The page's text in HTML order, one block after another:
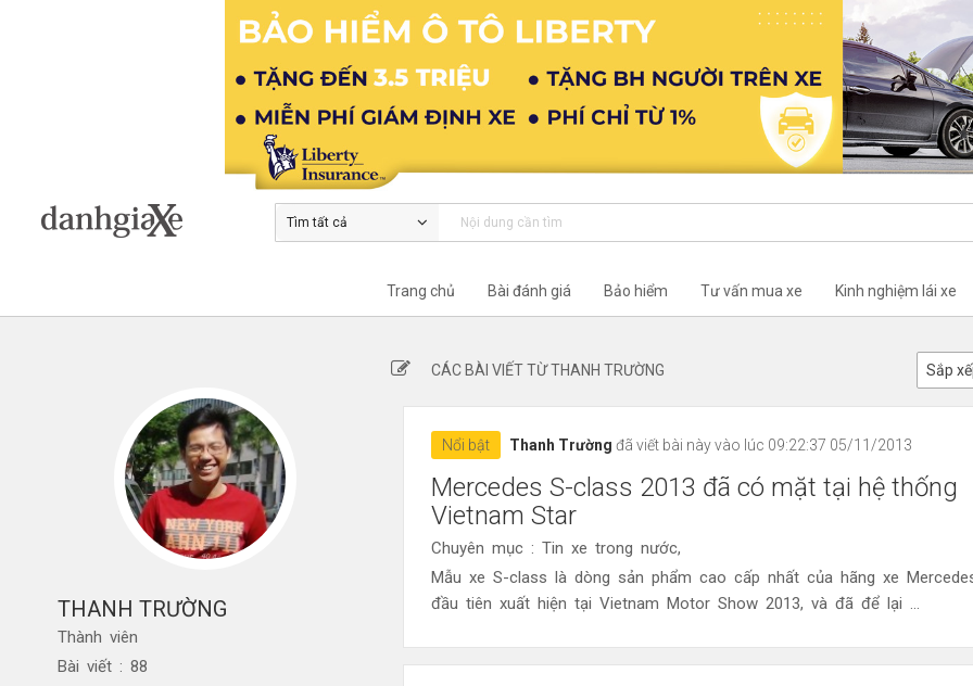
Tìm tất cả
Trang chủ Bài đánh giá Bảo hiểm Tư vấn mua xe Kinh nghiệm lái xe
THANH TRƯỜNG
Thành viên
Bài viết : 88
CÁC BÀI VIẾT TỪTHANH TRƯỜNG Sắp
Nổi bật Thanh Trường đã viết bài này vào lúc 09:22:37 05/11/2013
Mercedes S-class 2013 đã có mặt tại hệ thống
Vietnam Star
Chuyên mục : Tin xe trong nước,
Mẫu xe S-class là dòng sản phẩm cao cấp nhất của hãng xe
đầu tiên xuất hiện tại Vietnam Motor Show 2013, và đã để lại ...